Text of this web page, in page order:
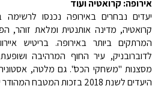
אירופה: קרואטיה ועוד
יעדים נבחרים באירופה נכנסו
קרואטיה, מדינה אותנטית ומלאת זוהר,
המרתקים ביותר באירופה. בריטיש
לדוברובניק, עיר החוף המרהיבה
היעדים לשנת 2018 בזכות המטבח המהודר שלהן.